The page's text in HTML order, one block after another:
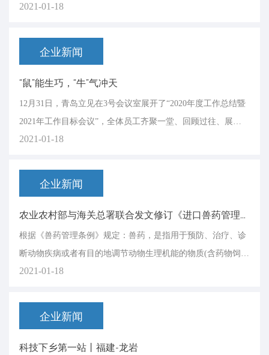
与流行病学中心的全资国有企业。（www.qdregen.com）
2021-01-18
企业新闻
“鼠”能生巧，“牛”气冲天
12月31日，青岛立见在3号会议室展开了“2020年度工作总结暨
2021年工作目标会议”，全体员工齐聚一堂、回顾过往、展望
未来。
2021-01-18
企业新闻
农业农村部与海关总署联合发文修订《进口兽药管理目录》
根据《兽药管理条例》规定：兽药，是指用于预防、治疗、诊
断动物疾病或者有目的地调节动物生理机能的物质(含药物饲料
添加剂)，主要包括：血清制品、疫苗、诊断制品、微生态制
2021-01-18
企业新闻
科技下乡第一站丨福建-龙岩